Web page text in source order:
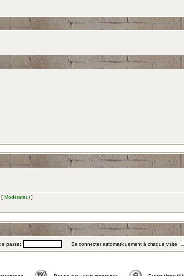
Modérateur]
passe: Se connecter automatiquement à chaque visite